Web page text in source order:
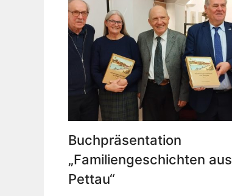
Buchpräsentation
„Familiengeschichten aus
Pettau“